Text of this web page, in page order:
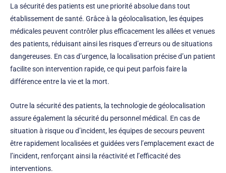
La sécurité des patients est une priorité absolue dans tout
établissement de santé. Grâce à la géolocalisation, les équipes
médicales peuvent contrôler plus efficacement les allées et venues
des patients, réduisant ainsi les risques d’erreurs ou de situations
dangereuses. En cas d’urgence, la localisation précise d’un patient
facilite son intervention rapide, ce qui peut parfois faire la
différence entre la vie et la mort.
Outre la sécurité des patients, la technologie de géolocalisation
assure également la sécurité du personnel médical. En cas de
situation à risque ou d’incident, les équipes de secours peuvent
être rapidement localisées et guidées vers l’emplacement exact de
l’incident, renforçant ainsi la réactivité et l’efficacité des
interventions.